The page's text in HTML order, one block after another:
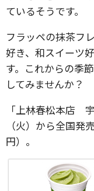
ているそうです。
フラッペの抹茶フ
好き、和スイーツ
す。これからの季
してみませんか？
「上林春松本店
（火）から全国発
円）。